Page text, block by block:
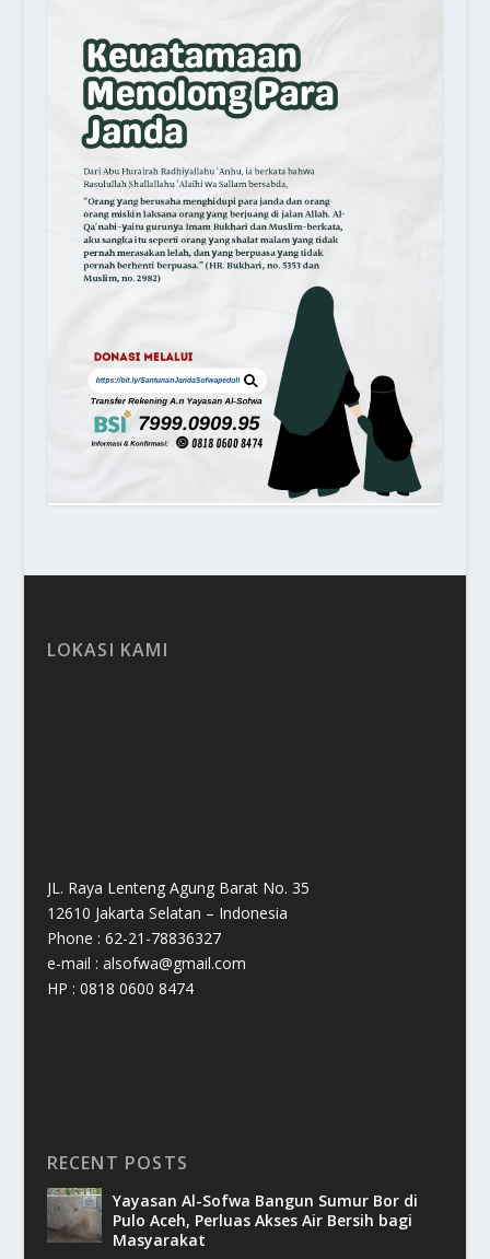
LOKASI KAMI
JL. Raya Lenteng Agung Barat No. 35
12610 Jakarta Selatan – Indonesia
Phone : 62-21-78836327
e-mail : alsofwa@gmail.com
HP : 0818 0600 8474
RECENT POSTS
Yayasan Al-Sofwa Bangun Sumur Bor di
Pulo Aceh, Perluas Akses Air Bersih bagi
Masyarakat